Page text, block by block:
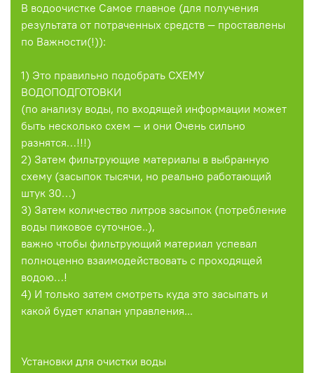
В водоочистке Самое главное (для получения
результата от потраченных средств — проставлены
по Важности(!)):
1) Это правильно подобрать СХЕМУ
ВОДОПОДГОТОВКИ
(по анализу воды, по входящей информации может
быть несколько схем — и они Очень сильно
разнятся…!!!)
2) Затем фильтрующие материалы в выбранную
схему (засыпок тысячи, но реально работающий
штук 30…)
3) Затем количество литров засыпок (потребление
воды пиковое суточное..),
важно чтобы фильтрующий материал успевал
полноценно взаимодействовать с проходящей
водою…!
4) И только затем смотреть куда это засыпать и
какой будет клапан управления...
Установки для очистки воды